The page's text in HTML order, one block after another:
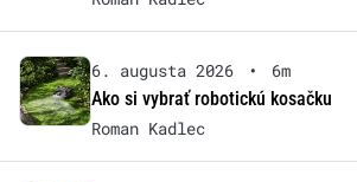
6. augusta 2026 •
6m
Ako si vybrať robotickú kosačku
Roman Kadlec